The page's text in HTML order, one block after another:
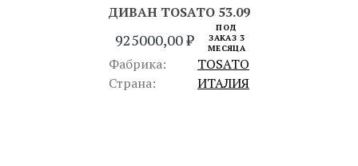
ДИВАН TOSATO 53.09
925000,00₽
ПОД
ЗАКАЗ 3
МЕСЯЦА
Фабрика:
TOSATO
Страна:
ИТАЛИЯ